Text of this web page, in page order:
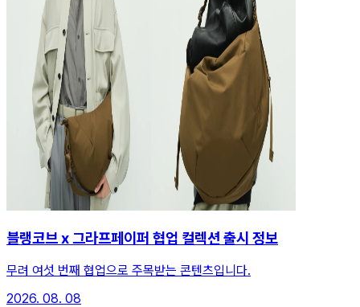
블랭코브 x 그라프페이퍼 협업 컬렉션 출시 정보
무려 여섯 번째 협업으로 주목받는 콘텐츠입니다.
2026. 08. 08